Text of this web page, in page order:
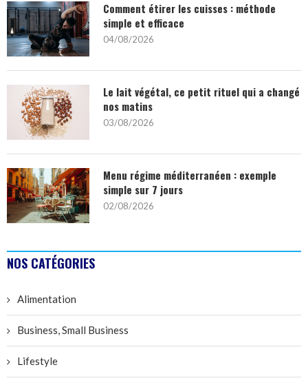
Comment étirer les cuisses : méthode
simple et efficace
04/08/2026
Le lait végétal, ce petit rituel qui a changé
nos matins
03/08/2026
Menu régime méditerranéen : exemple
simple sur 7 jours
02/08/2026
NOS CATÉGORIES
Alimentation
Business, Small Business
Lifestyle